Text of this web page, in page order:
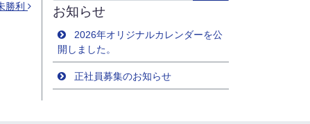
勝利 お知らせ
2026年オリジナルカレンダーを公
開しました。
正社員募集のお知らせ